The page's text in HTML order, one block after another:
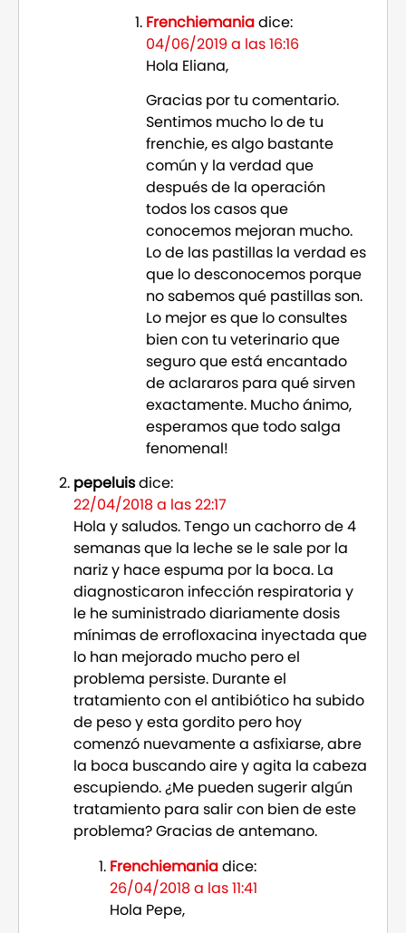
Frenchiemaniadice:
04/06/2019 a las 16:16
Hola Eliana,
Gracias por tu comentario.
Sentimos mucho lo de tu
frenchie, es algo bastante
común y la verdad que
después de la operación
todos los casos que
conocemos mejoran mucho.
Lo de las pastillas la verdad es
que lo desconocemos porque
no sabemos qué pastillas son.
Lo mejor es que lo consultes
bien con tu veterinario que
seguro que está encantado
de aclararos para qué sirven
exactamente. Mucho ánimo,
esperamos que todo salga
fenomenal!
pepeluisdice:
22/04/2018 a las 22:17
Hola y saludos. Tengo un cachorro de 4
semanas que la leche se le sale por la
nariz y hace espuma por la boca. La
diagnosticaron infección respiratoria y
le he suministrado diariamente dosis
mínimas de errofloxacina inyectada que
lo han mejorado mucho pero el
problema persiste. Durante el
tratamiento con el antibiótico ha subido
de peso y esta gordito pero hoy
comenzó nuevamente a asfixiarse, abre
la boca buscando aire y agita la cabeza
escupiendo. ¿Me pueden sugerir algún
tratamiento para salir con bien de este
problema? Gracias de antemano.
Frenchiemaniadice:
26/04/2018 a las 11:41
Hola Pepe,